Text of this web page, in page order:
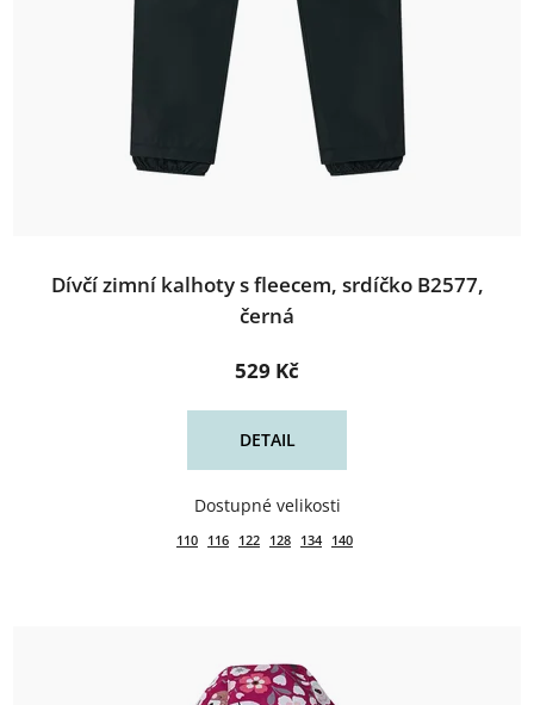
Dívčí zimní kalhoty s fleecem, srdíčko B2577,
černá
529 Kč
DETAIL
110 116 122 128 134 140